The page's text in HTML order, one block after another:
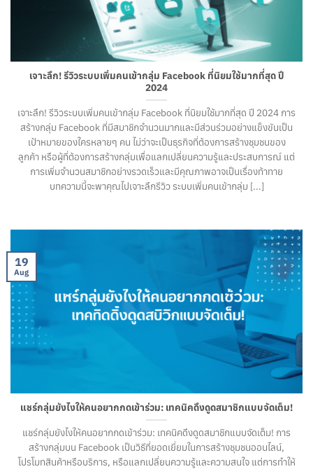
เจาะลึก! รีวิวระบบเพิ่มคนเข้ากลุ่ม Facebook ที่นิยมใช้มากที่สุด ปี
2024
เจาะลึก! รีวิวระบบเพิ่มคนเข้ากลุ่ม Facebook ที่นิยมใช้มากที่สุด ปี 2024 การ
สร้างกลุ่ม Facebook ที่มีสมาชิกจำนวนมากและมีส่วนร่วมอย่างแข็งขันเป็น
เป้าหมายของใครหลายๆ คน ไม่ว่าจะเป็นธุรกิจที่ต้องการสร้างชุมชนของ
ลูกค้า หรือผู้ที่ต้องการสร้างกลุ่มเพื่อแลกเปลี่ยนความรู้และประสบการณ์ แต่
การเพิ่มจำนวนสมาชิกอย่างรวดเร็วและมีคุณภาพอาจเป็นเรื่องท้าทาย
บทความนี้จะพาคุณไปเจาะลึกรีวิว ระบบเพิ่มคนเข้ากลุ่ม [...]
แชร์กลุ่มยังไงให้คนอยากกดเข้าร่วม: เทคนิคดึงดูดสมาชิกแบบจัดเต็ม!
แชร์กลุ่มยังไงให้คนอยากกดเข้าร่วม: เทคนิคดึงดูดสมาชิกแบบจัดเต็ม! การ
สร้างกลุ่มบน Facebook เป็นวิธีที่ยอดเยี่ยมในการสร้างชุมชนออนไลน์,
โปรโมทสินค้าหรือบริการ, หรือแลกเปลี่ยนความรู้และความสนใจ แต่การทำให้
19
Aug